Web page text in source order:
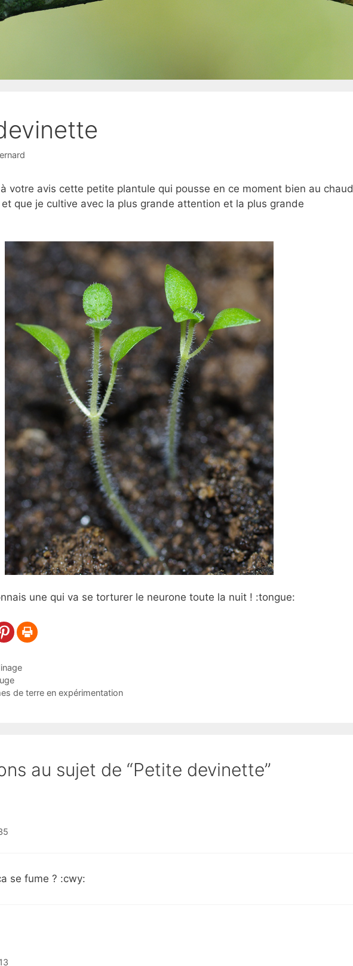
à votre avis cette petite plantule qui pousse en ce moment bien au chaud
que je cultive avec la plus grande attention et la plus grande
une qui va se torturer le neurone toute la nuit ! :tongue:
de terre en expérimentation
au sujet de “Petite devinette”
se fume ? :cwy: